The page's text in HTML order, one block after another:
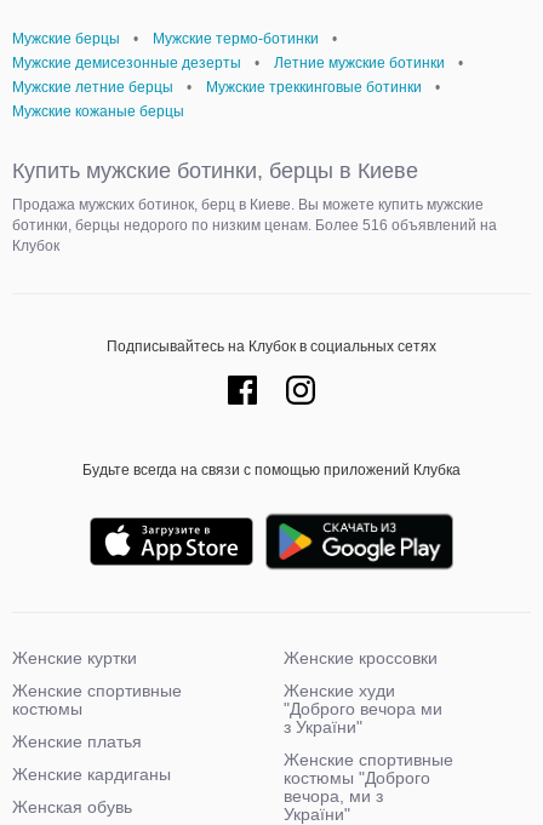
Мужские берцы • Мужские термо-ботинки
•
Мужские демисезонные дезерты
• Летние мужские ботинки
•
Мужские летние берцы
• Мужские треккинговые ботинки
•
Мужские кожаные берцы
Купить мужские ботинки, берцы в Киеве
Продажа мужских ботинок, берц в Киеве. Вы можете купить мужские
ботинки, берцы недорого по низким ценам. Более 516 объявлений на
Клубок
Подписывайтесь на Клубок в социальных сетях
Будьте всегда на связи с помощью приложений Клубка
Женские куртки
Женские спортивные
костюмы
Женские платья
Женские кардиганы
Женская обувь
Женские кроссовки
Женские худи
"Доброго вечора ми
з України"
Женские спортивные
костюмы "Доброго
вечора, ми з
України"